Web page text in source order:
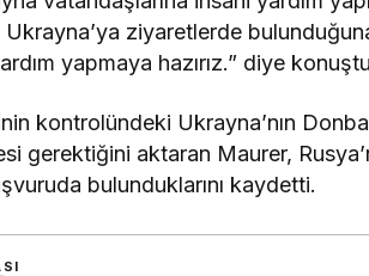
ziyaretlerde
yapmaya hazırız.” diye
kontrolündeki Ukrayna’nın
gerektiğini aktaran Maurer,
bulunduklarını kaydetti.